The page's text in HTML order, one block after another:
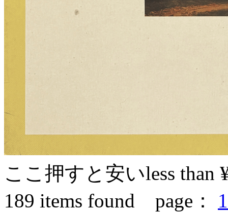
ここ押すと安いless than
189 items found page： 1